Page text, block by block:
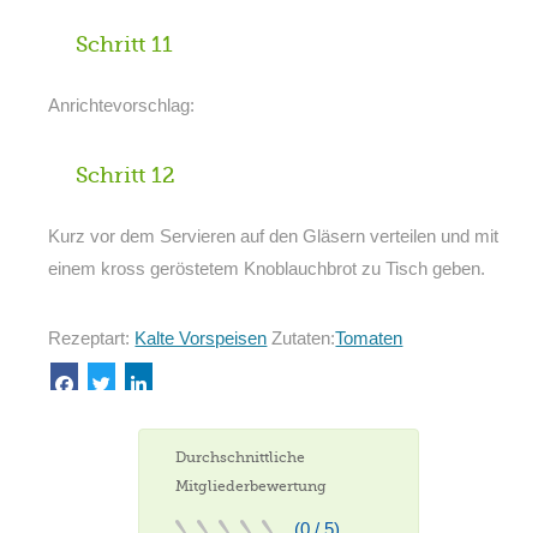
Schritt 11
Anrichtevorschlag:
Schritt 12
Kurz vor dem Servieren auf den Gläsern verteilen und mit
einem kross geröstetem Knoblauchbrot zu Tisch geben.
Rezeptart: Kalte Vorspeisen Zutaten:Tomaten
Durchschnittliche
Mitgliederbewertung
(0 / 5)